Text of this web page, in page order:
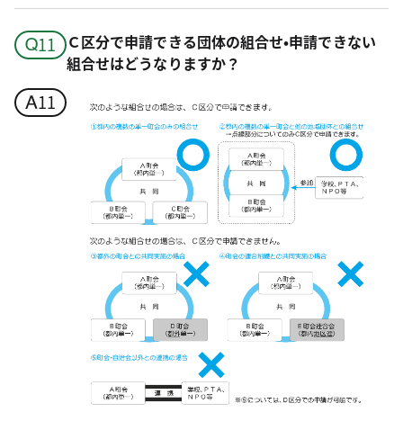
Ｃ区分で申請できる団体の組合せ•申請できない
組合せはどうなりますか？